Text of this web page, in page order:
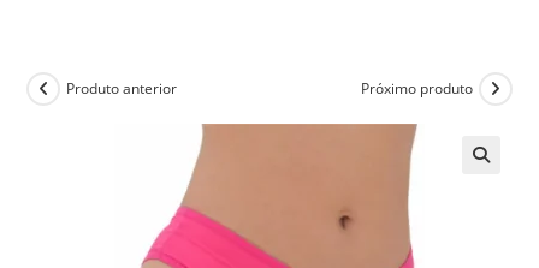
Produto anterior Próximo produto